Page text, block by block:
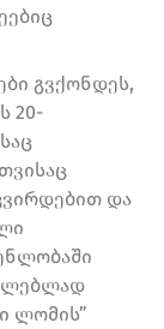
გვქონდეს,
20-
და
ლომის”